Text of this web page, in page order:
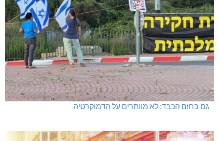
גם בחום הכבד: לא מוותרים על הדמוקרטיה